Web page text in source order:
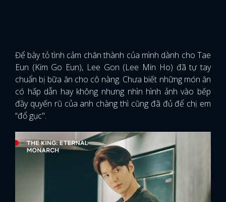
Để bày tỏ tình cảm chân thành của mình dành cho Tae
Eun (Kim Go Eun), Lee Gon (Lee Min Ho) đã tự tay
chuẩn bị bữa ăn cho cô nàng. Chưa biết những món ăn
có hấp dẫn hay không nhưng nhìn hình ảnh vào bếp
đầy quyến rũ của anh chàng thì cũng đã đủ để chị em
“đổ gục".